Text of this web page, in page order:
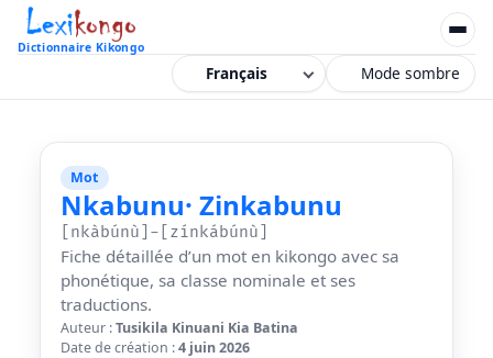
Dictionnaire Kikongo
Mode sombre
Mot
Nkabunu· Zinkabunu
[nkàbúnù]-[zínkábúnù]
Fiche détaillée d’un mot en kikongo avec sa
phonétique, sa classe nominale et ses
traductions.
Auteur :Tusikila Kinuani Kia Batina
Date de création :4 juin 2026